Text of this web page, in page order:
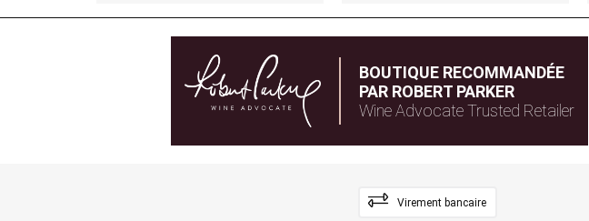
BOUTIQUE RECOMMANDÉE
PAR ROBERT PARKER
Wine Advocate Trusted Retailer
Virement bancaire